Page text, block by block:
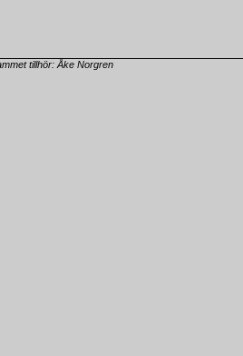
tillhör: Åke Norgren